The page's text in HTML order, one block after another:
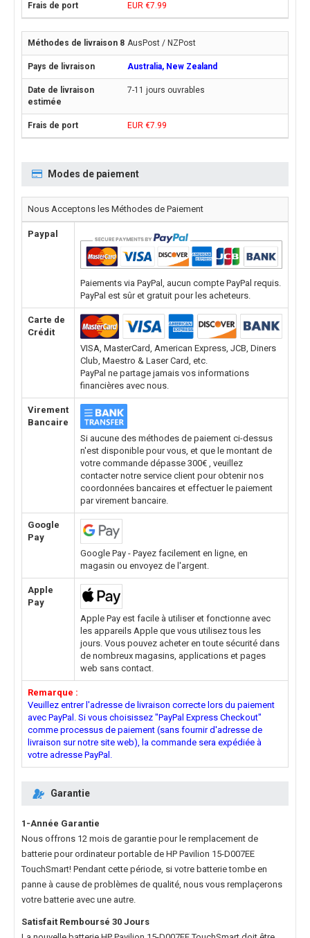
EUR €7.99
AusPost / NZPost
Australia, New Zealand
7-11 jours ouvrables
EUR €7.99
Modes de paiement
Nous Acceptons les Méthodes de Paiement
Paypal
Paiements via PayPal, aucun compte PayPal requis.
PayPal est sûr et gratuit pour les acheteurs.
Carte de
Crédit
VISA, MasterCard, American Express, JCB, Diners
Club, Maestro & Laser Card, etc.
PayPal ne partage jamais vos informations
financières avec nous.
Virement
Bancaire
Si aucune des méthodes de paiement ci-dessus
n'est disponible pour vous, et que le montant de
votre commande dépasse 300€ , veuillez
contacter notre service client pour obtenir nos
coordonnées bancaires et effectuer le paiement
par virement bancaire.
Google
Pay
Google Pay - Payez facilement en ligne, en
magasin ou envoyez de l'argent.
Apple
Pay
Apple Pay est facile à utiliser et fonctionne avec
les appareils Apple que vous utilisez tous les
jours. Vous pouvez acheter en toute sécurité dans
de nombreux magasins, applications et pages
web sans contact.
Remarque :
Veuillez entrer l'adresse de livraison correcte lors du paiement
avec PayPal. Si vous choisissez "PayPal Express Checkout"
comme processus de paiement (sans fournir d'adresse de
livraison sur notre site web), la commande sera expédiée à
votre adresse PayPal.
Garantie
1-Année Garantie
Nous offrons 12 mois de garantie pour le remplacement de
batterie pour ordinateur portable de HP Pavilion 15-D007EE
TouchSmart! Pendant cette période, si votre batterie tombe en
panne à cause de problèmes de qualité, nous vous remplaçerons
votre batterie avec une autre.
Satisfait Remboursé 30 Jours